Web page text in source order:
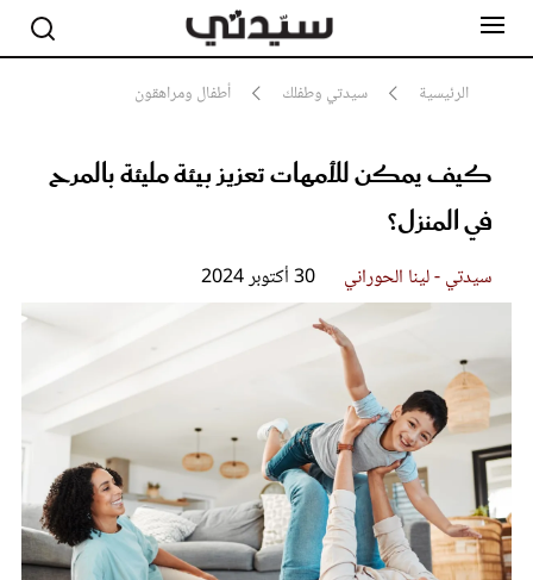
الرئيسية سيدتي وطفلك أطفال ومراهقون
كيف يمكن للأمهات تعزيز بيئة مليئة بالمرح
في المنزل؟
سيدتي - لينا الحوراني 30 أكتوبر 2024
مشاهير
جمال
صحة ورشاقة
سيدتي وطفلك
لايف ستايل
فيديو
مطبخ سيدتي
مقالات الرأي
ستايل
تقارير
عروس سيدتي